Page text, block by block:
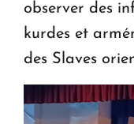
observer des
kurdes et
des Slaves